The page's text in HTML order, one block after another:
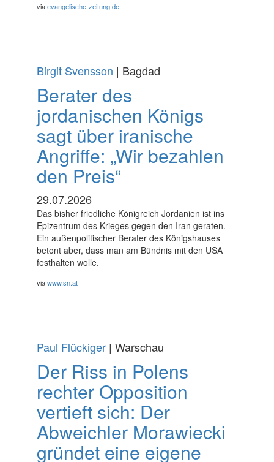
viaevangelische-zeitung.de
Birgit Svensson | Bagdad
Berater des
jordanischen Königs
sagt über iranische
Angriffe: „Wir bezahlen
den Preis“
29.07.2026
Das bisher friedliche Königreich Jordanien ist ins
Epizentrum des Krieges gegen den Iran geraten.
Ein außenpolitischer Berater des Königshauses
betont aber, dass man am Bündnis mit den USA
festhalten wolle.
viawww.sn.at
Paul Flückiger | Warschau
Der Riss in Polens
rechter Opposition
vertieft sich: Der
Abweichler Morawiecki
gründet eine eigene